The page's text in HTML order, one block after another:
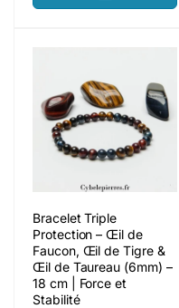
Bracelet Triple
Protection – Œil de
Faucon, Œil de Tigre &
Œil de Taureau (6mm) –
18 cm | Force et
Stabilité